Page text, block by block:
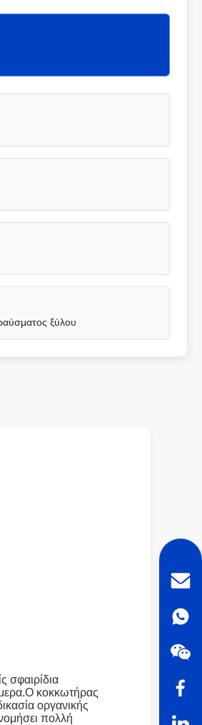
ξύλου
σφαιρίδια
κοκκωτήρας
οργανικής
πολλή